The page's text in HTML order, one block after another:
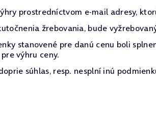
prostredníctvom e-mail adresy,
žrebovania, bude
stanovené pre danú cenu boli
výhru ceny.
súhlas, resp. nesplní inú